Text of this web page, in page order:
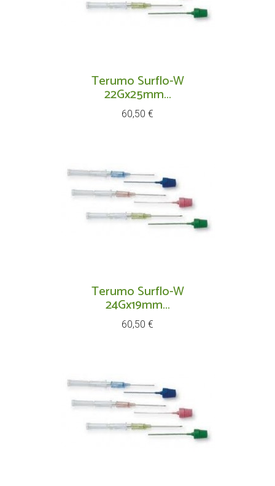
Terumo Surflo-W
22Gx25mm...
Prix
60,50 €
Terumo Surflo-W
24Gx19mm...
Prix
60,50 €